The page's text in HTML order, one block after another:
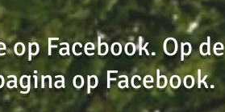
Facebook. Op de
op Facebook.